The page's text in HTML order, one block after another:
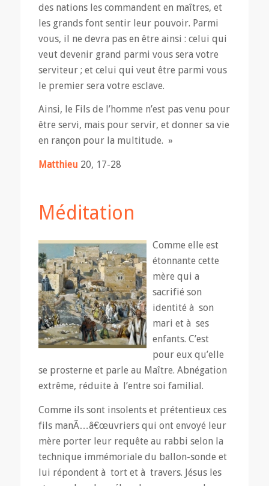
des nations les commandent en maîtres, et
les grands font sentir leur pouvoir. Parmi
vous, il ne devra pas en être ainsi : celui qui
veut devenir grand parmi vous sera votre
serviteur ; et celui qui veut être parmi vous
le premier sera votre esclave.
Ainsi, le Fils de l’homme n’est pas venu pour
être servi, mais pour servir, et donner sa vie
en rançon pour la multitude. »
Matthieu 20, 17-28
Méditation
Comme elle est
étonnante cette
mère qui a
sacrifié son
identité à son
mari et à ses
enfants. C’est
pour eux qu’elle
se prosterne et parle au Maître. Abnégation
extrême, réduite à l’entre soi familial.
Comme ils sont insolents et prétentieux ces
fils manÃ…â€œuvriers qui ont envoyé leur
mère porter leur requête au rabbi selon la
technique immémoriale du ballon-sonde et
lui répondent à tort et à travers. Jésus les